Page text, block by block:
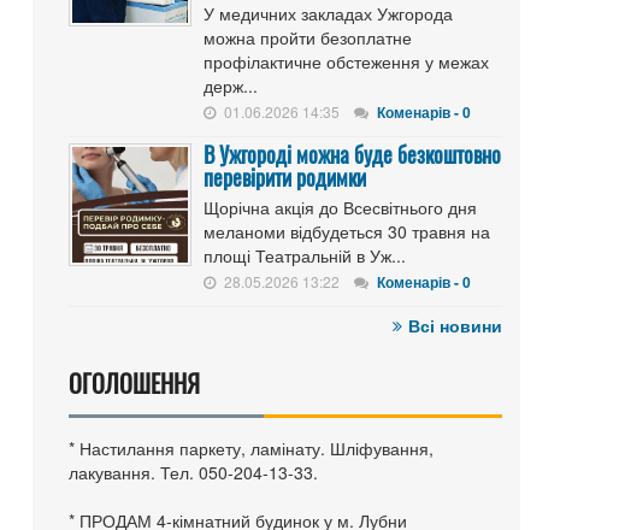
У медичних закладах Ужгорода
можна пройти безоплатне
профілактичне обстеження у межах
держ...
01.06.2026 14:35 Коменарів - 0
В Ужгороді можна буде безкоштовно
перевірити родимки
Щорічна акція до Всесвітнього дня
меланоми відбудеться 30 травня на
площі Театральній в Уж...
28.05.2026 13:22 Коменарів - 0
Всі новини
ОГОЛОШЕННЯ
* Настилання паркету, ламінату. Шліфування,
лакування. Тел. 050-204-13-33.
* ПРОДАМ 4-кімнатний будинок у м. Лубни